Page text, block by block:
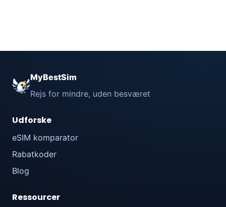
MyBestSim
Rejs for mindre, uden besværet
Udforske
eSIM komparator
Rabatkoder
Blog
Ressourcer